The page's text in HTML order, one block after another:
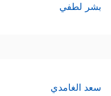
بشر لطفي
سعد الغامدي